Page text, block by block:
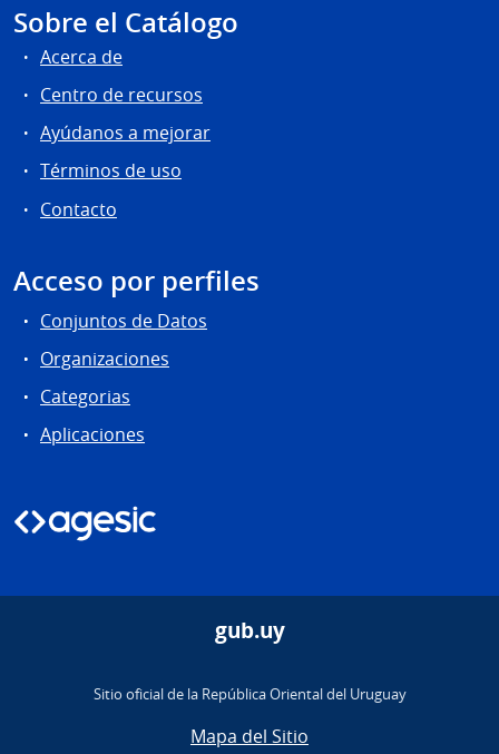
Sobre el Catálogo
Acerca de
Centro de recursos
Ayúdanos a mejorar
Términos de uso
Contacto
Acceso por perfiles
Conjuntos de Datos
Organizaciones
Categorias
Aplicaciones
gub.uy
Sitio oficial de la República Oriental del Uruguay
Mapa del Sitio